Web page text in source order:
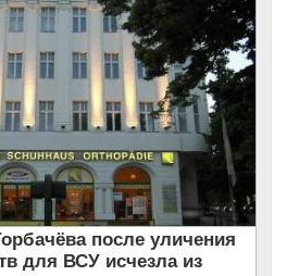
после уличения
для ВСУ исчезла из